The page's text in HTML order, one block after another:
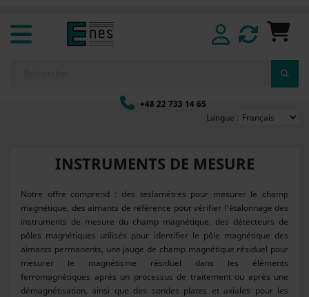
+48 22 733 14 65
Langue :
INSTRUMENTS DE MESURE
Notre offre comprend : des teslamètres pour mesurer le champ
magnétique, des aimants de référence pour vérifier l'étalonnage des
instruments de mesure du champ magnétique, des détecteurs de
pôles magnétiques utilisés pour identifier le pôle magnétique des
aimants permanents, une jauge de champ magnétique résiduel pour
mesurer le magnétisme résiduel dans les éléments
ferromagnétiques après un processus de traitement ou après une
démagnétisation, ainsi que des sondes plates et axiales pour les